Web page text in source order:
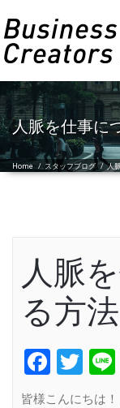
人脈を仕事に
Home / スタッフブログ /人
人脈
る方
皆様こんにちは